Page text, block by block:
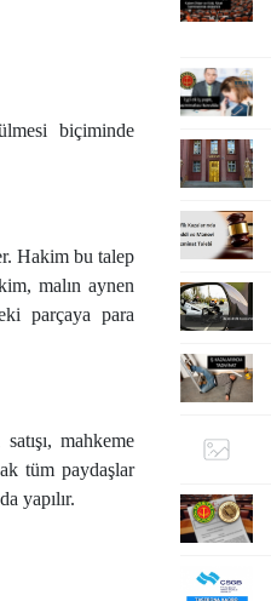
biçiminde
Hakim bu talep
malın aynen
parçaya para
mahkeme
tüm paydaşlar
yapılır.